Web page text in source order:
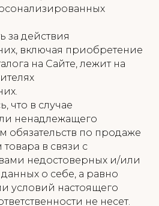
за действия
включая приобретение
на Сайте, лежит на
что в случае
ненадлежащего
обязательств по продаже
в связи с
недостоверных и/или
о себе, а равно
условий настоящего
не несет.